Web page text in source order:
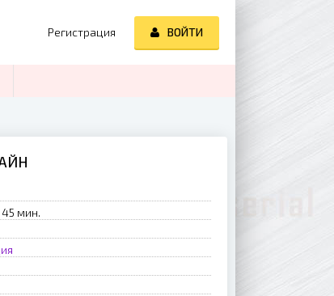
45 мин.
Регистрация ВОЙТИ